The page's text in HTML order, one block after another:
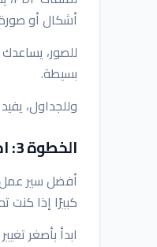
أشكال أو
للصور، يساعدك
بسيطة.
وللجداول، يفيد
الخطوة 3: اجعل المهمة صغيرة
أفضل سير عمل
كبيرًا إذا
ابدأ بأصغر